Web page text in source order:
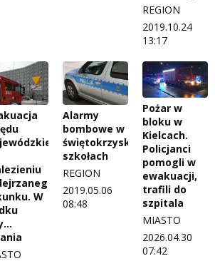
REGION
2019.10.24
13:17
W
Alarmy
bombowe w
świętokrzyskich
szkołach
REGION
2019.05.06
08:48
Pożar w
bloku w
Kielcach.
Policjanci
pomogli w
ewakuacji,
trafili do
szpitala
MIASTO
2026.04.30
07:42